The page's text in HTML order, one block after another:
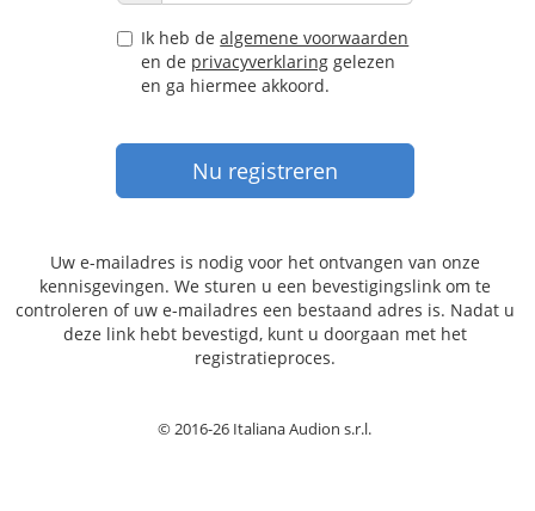
Ik heb dealgemene voorwaarden
en de privacyverklaring gelezen
en ga hiermee akkoord.
Uw e-mailadres is nodig voor het ontvangen van onze
kennisgevingen. We sturen u een bevestigingslink om te
controleren of uw e-mailadres een bestaand adres is. Nadat u
deze link hebt bevestigd, kunt u doorgaan met het
registratieproces.
© 2016-26 Italiana Audion s.r.l.